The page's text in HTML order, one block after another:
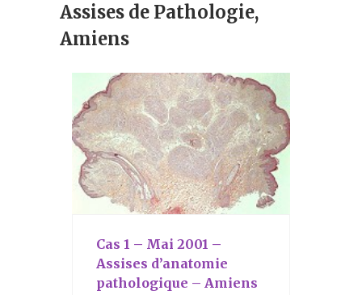
Assises de Pathologie,
Amiens
Cas 1 – Mai 2001 –
Assises d’anatomie
pathologique – Amiens